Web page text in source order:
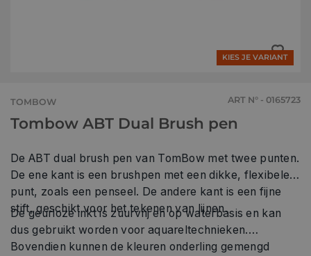
KIES JE VARIANT
TOMBOW ART N° - 0165723
Tombow ABT Dual Brush pen
De ABT dual brush pen van TomBow met twee punten.
De ene kant is een brushpen met een dikke, flexibele
punt, zoals een penseel. De andere kant is een fijne
stift, geschikt voor het tekenen van lijnen.
De geurloze inkt is zuurvrij en op waterbasis en kan
dus gebruikt worden voor aquareltechnieken.
Bovendien kunnen de kleuren onderling gemengd